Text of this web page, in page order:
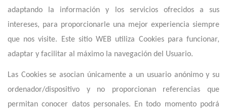
adaptando la información y los servicios ofrecidos a sus
intereses, para proporcionarle una mejor experiencia siempre
que nos visite. Este sitioWEB utiliza Cookies para funcionar,
adaptar y facilitar al máximo la navegación del Usuario.
Las Cookies se asocian únicamente a un usuario anónimo y su
ordenador/dispositivo y no proporcionan referencias que
permitan conocer datos personales. En todo momento podrá